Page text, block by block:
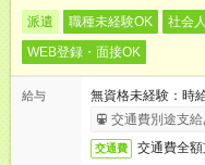
派遣 職種未経験OK 社会
WEB登録・面接OK
給与
無資格未経験：
交通費別途支給
交通費 交通費全